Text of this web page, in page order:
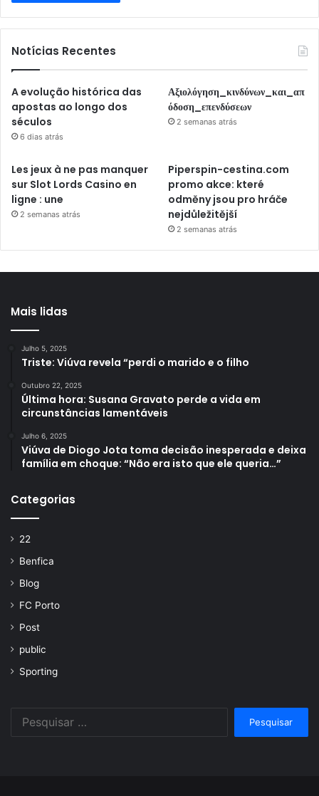
Notícias Recentes
A evolução histórica das
apostas ao longo dos
séculos
6 dias atrás
Αξιολόγηση_κινδύνων_και_απ
όδοση_επενδύσεων
2 semanas atrás
Les jeux à ne pas manquer
sur Slot Lords Casino en
ligne : une
2 semanas atrás
Piperspin-cestina.com
promo akce: které
odměny jsou pro hráče
nejdůležitější
2 semanas atrás
Mais lidas
Julho 5, 2025
Triste: Viúva revela “perdi o marido e o filho
Outubro 22, 2025
Última hora: Susana Gravato perde a vida em
circunstâncias lamentáveis
Julho 6, 2025
Viúva de Diogo Jota toma decisão inesperada e deixa
família em choque: “Não era isto que ele queria…”
Categorias
22
Benfica
Blog
FC Porto
Post
public
Sporting